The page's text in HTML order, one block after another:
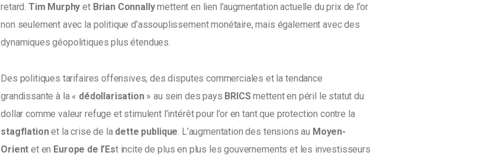
retard. Tim Murphy et Brian Connally mettent en lien l’augmentation actuelle du prix de l’or
non seulement avec la politique d’assouplissement monétaire, mais également avec des
dynamiques géopolitiques plus étendues.
Des politiques tarifaires offensives, des disputes commerciales et la tendance
grandissante à la « dédollarisation » au sein des pays BRICS mettent en péril le statut du
dollar comme valeur refuge et stimulent l’intérêt pour l’or en tant que protection contre la
stagflation et la crise de la dette publique. L’augmentation des tensions au Moyen-
Orient et en Europe de l’Est incite de plus en plus les gouvernements et les investisseurs